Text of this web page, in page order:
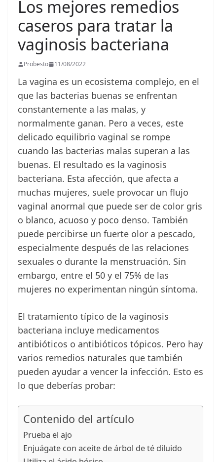
Los mejores remedios
caseros para tratar la
vaginosis bacteriana
Probesto 11/08/2022
La vagina es un ecosistema complejo, en el
que las bacterias buenas se enfrentan
constantemente a las malas, y
normalmente ganan. Pero a veces, este
delicado equilibrio vaginal se rompe
cuando las bacterias malas superan a las
buenas. El resultado es la vaginosis
bacteriana. Esta afección, que afecta a
muchas mujeres, suele provocar un flujo
vaginal anormal que puede ser de color gris
o blanco, acuoso y poco denso. También
puede percibirse un fuerte olor a pescado,
especialmente después de las relaciones
sexuales o durante la menstruación. Sin
embargo, entre el 50 y el 75% de las
mujeres no experimentan ningún síntoma.
El tratamiento típico de la vaginosis
bacteriana incluye medicamentos
antibióticos o antibióticos tópicos. Pero hay
varios remedios naturales que también
pueden ayudar a vencer la infección. Esto es
lo que deberías probar:
Contenido del artículo
Prueba el ajo
Enjuágate con aceite de árbol de té diluido